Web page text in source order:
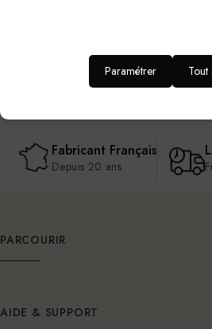
Fabricant Français
Depuis 20 ans
PARCOURIR
AIDE & SUPPORT
Paramétrer